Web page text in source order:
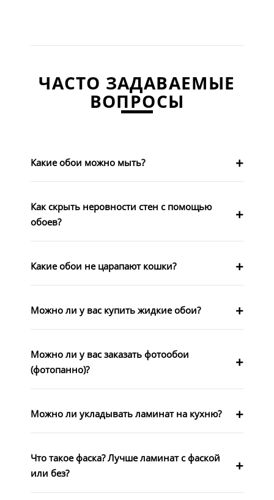
ЧАСТО ЗАДАВАЕМЫЕ
ВОПРОСЫ
Какие обои можно мыть?
Как скрыть неровности стен с помощью
обоев?
Какие обои не царапают кошки?
Можно ли у вас купить жидкие обои?
Можно ли у вас заказать фотообои
(фотопанно)?
Можно ли укладывать ламинат на кухню?
Что такое фаска? Лучше ламинат с фаской
или без?